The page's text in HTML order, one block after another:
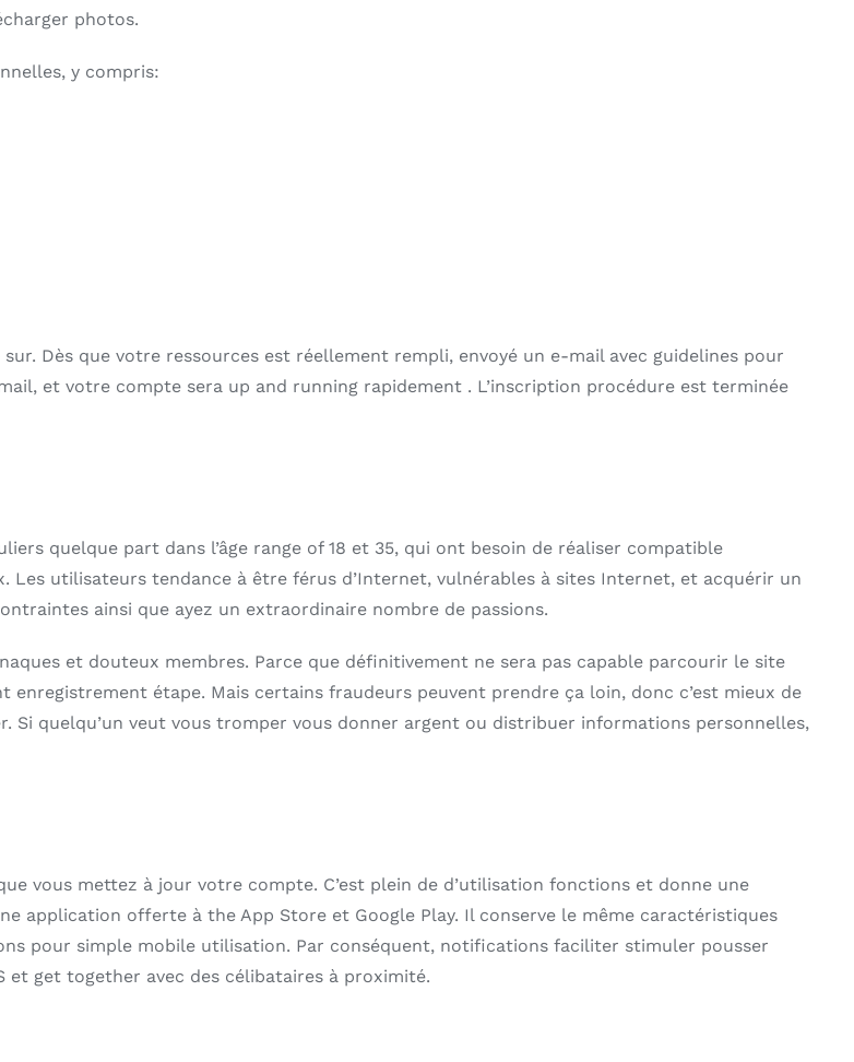
photos.
y compris:
Dès que votre ressources est réellement rempli, envoyé un e-mail avec guidelines pour
et votre compte sera up and running rapidement . L’inscription procédure est terminée
quelque part dans l’âge range of 18 et 35, qui ont besoin de réaliser compatible
utilisateurs tendance à être férus d’Internet, vulnérables à sites Internet, et acquérir un
ainsi que ayez un extraordinaire nombre de passions.
et douteux membres. Parce que définitivement ne sera pas capable parcourir le site
étape. Mais certains fraudeurs peuvent prendre ça loin, donc c’est mieux de
quelqu’un veut vous tromper vous donner argent ou distribuer informations personnelles,
vous mettez à jour votre compte. C’est plein de d’utilisation fonctions et donne une
application offerte à the App Store et Google Play. Il conserve le même caractéristiques
pour simple mobile utilisation. Par conséquent, notifications faciliter stimuler pousser
et get together avec des célibataires à proximité.